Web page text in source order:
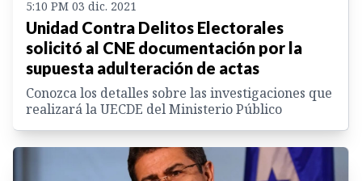
5:10 PM 03 dic. 2021
Unidad Contra Delitos Electorales
solicitó al CNE documentación por la
supuesta adulteración de actas
Conozca los detalles sobre las investigaciones que
realizará la UECDE del Ministerio Público